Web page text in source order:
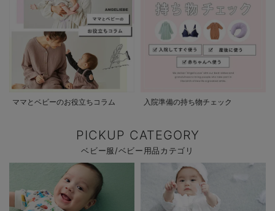
ママとベビーのお役立ちコラム 入院準備の持ち物チェック
PICKUP CATEGORY
ベビー服/ベビー用品カテゴリ